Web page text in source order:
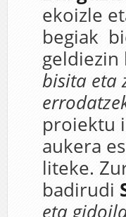
ekoizle
begiak
bisita eta
proiektu
aukera
liteke.
badirudi
eta